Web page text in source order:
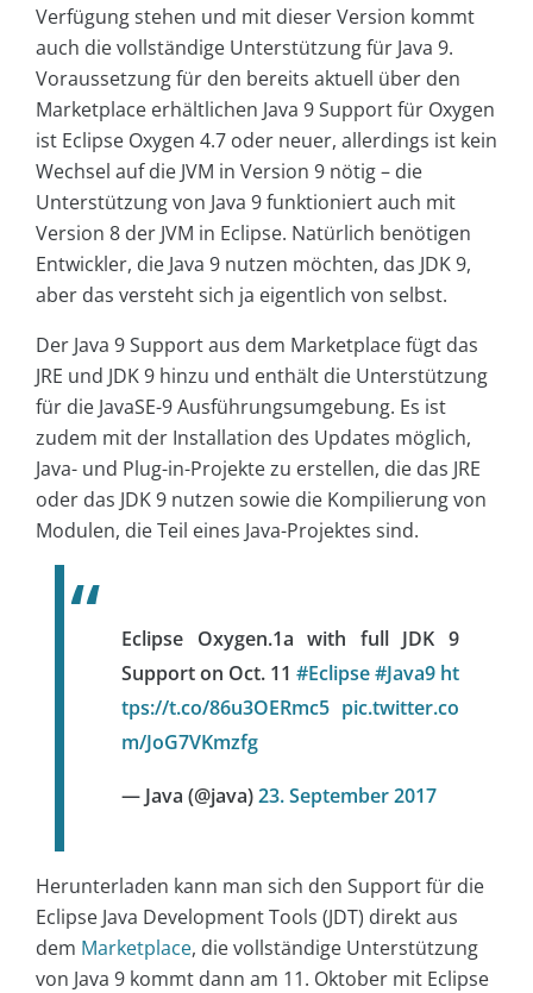
Verfügung stehen und mit dieser Version kommt
auch die vollständige Unterstützung für Java 9.
Voraussetzung für den bereits aktuell über den
Marketplace erhältlichen Java 9 Support für Oxygen
ist Eclipse Oxygen 4.7 oder neuer, allerdings ist kein
Wechsel auf die JVM in Version 9 nötig – die
Unterstützung von Java 9 funktioniert auch mit
Version 8 der JVM in Eclipse. Natürlich benötigen
Entwickler, die Java 9 nutzen möchten, das JDK 9,
aber das versteht sich ja eigentlich von selbst.
Der Java 9 Support aus dem Marketplace fügt das
JRE und JDK 9 hinzu und enthält die Unterstützung
für die JavaSE-9 Ausführungsumgebung. Es ist
zudem mit der Installation des Updates möglich,
Java- und Plug-in-Projekte zu erstellen, die das JRE
oder das JDK 9 nutzen sowie die Kompilierung von
Modulen, die Teil eines Java-Projektes sind.
Eclipse Oxygen.1a with full JDK 9
Support on Oct. 11 #Eclipse#Java9 ht
tps://t.co/86u3OERmc5 pic.twitter.co
m/JoG7VKmzfg
— Java (@java)23. September 2017
Herunterladen kann man sich den Support für die
Eclipse Java Development Tools (JDT) direkt aus
dem Marketplace, die vollständige Unterstützung
von Java 9 kommt dann am 11. Oktober mit Eclipse